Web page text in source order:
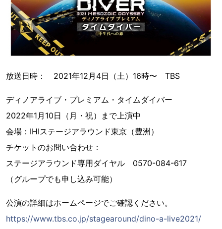
放送日時： 2021年12月4日（土）16時〜 TBS
ディノアライブ・プレミアム・タイムダイバー
2022年1月10日（月・祝）まで上演中
会場：IHIステージアラウンド東京（豊洲）
チケットのお問い合わせ：
ステージアラウンド専用ダイヤル 0570-084-617
（グループでも申し込み可能）
公演の詳細はホームページでご確認ください。
https://www.tbs.co.jp/stagearound/dino-a-live2021/